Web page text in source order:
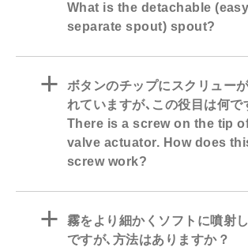
What is the detachable (easy
separate spout) spout?
a
ボタンのチップにスクリュー
れていますが､この役目は何で
There is a screw on the tip
valve actuator. How does
screw work?
a
霧をより細かくソフトに噴射
ですが､方法はありますか？